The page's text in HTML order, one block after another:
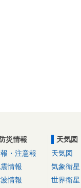
防災情報
・注意報
情報
情報
天気図
天気図
気象衛星
世界衛星